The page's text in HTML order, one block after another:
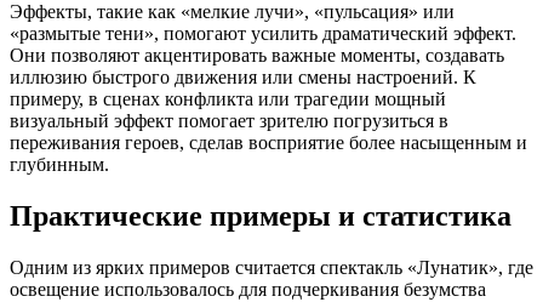
Эффекты, такие как «мелкие лучи», «пульсация» или
«размытые тени», помогают усилить драматический эффект.
Они позволяют акцентировать важные моменты, создавать
иллюзию быстрого движения или смены настроений. К
примеру, в сценах конфликта или трагедии мощный
визуальный эффект помогает зрителю погрузиться в
переживания героев, сделав восприятие более насыщенным и
глубинным.
Практические примеры и статистика
Одним из ярких примеров считается спектакль «Лунатик», где
освещение использовалось для подчеркивания безумства